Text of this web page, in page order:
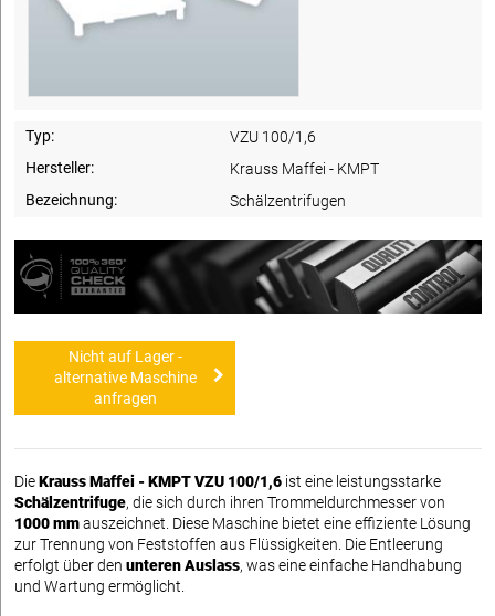
Typ:
VZU 100/1,6
Hersteller:
Krauss Maffei - KMPT
Bezeichnung:
Schälzentrifugen
Nicht auf Lager -
alternative Maschine
anfragen
DieKrauss Maffei - KMPT VZU 100/1,6 ist eine leistungsstarke
Schälzentrifuge, die sich durch ihren Trommeldurchmesser von
1000 mmauszeichnet. Diese Maschine bietet eine effiziente Lösung
zur Trennung von Feststoffen aus Flüssigkeiten. Die Entleerung
erfolgt über den unteren Auslass, was eine einfache Handhabung
und Wartung ermöglicht.